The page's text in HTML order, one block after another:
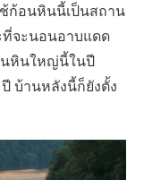
ก้อนหินนี้เป็นสถาน
จะนอนอาบแดด
นหินใหญ่นี้ในปี
ปี บ้านหลังนี้ก็ยังตั้ง